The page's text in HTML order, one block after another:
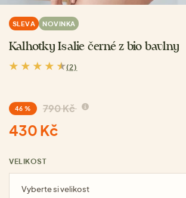
SLEVA NOVINKA
Kalhotky Isalie černé z bio bavlny
(2)
46 % 790 Kč
430 Kč
VELIKOST
Vyberte si velikost